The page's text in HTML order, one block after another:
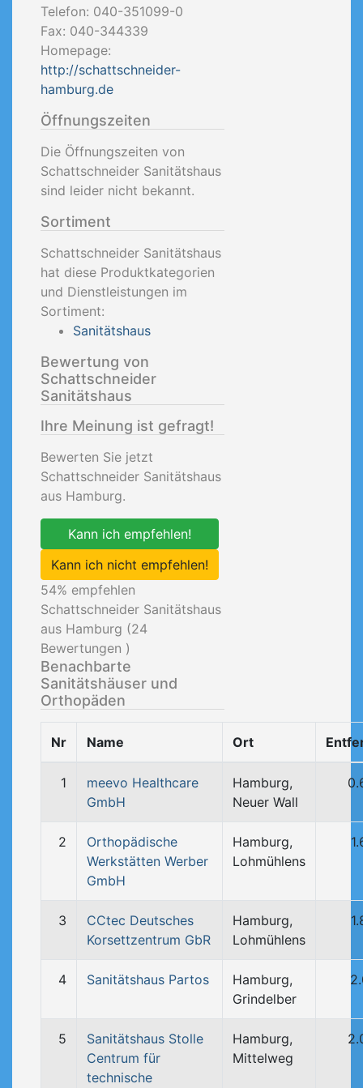
Telefon: 040-351099-0
Fax: 040-344339
Homepage:
http://schattschneider-
hamburg.de
Öffnungszeiten
Die Öffnungszeiten von
Schattschneider Sanitätshaus
sind leider nicht bekannt.
Sortiment
Schattschneider Sanitätshaus
hat diese Produktkategorien
und Dienstleistungen im
Sortiment:
Sanitätshaus
Bewertung von
Schattschneider
Sanitätshaus
Ihre Meinung ist gefragt!
Bewerten Sie jetzt
Schattschneider Sanitätshaus
aus Hamburg.
Kann ich empfehlen!
Kann ich nicht empfehlen!
54% empfehlen
Schattschneider Sanitätshaus
aus Hamburg (24
Bewertungen )
Benachbarte
Sanitätshäuser und
Orthopäden
Nr Name Ort
1
meevo Healthcare
GmbH
Hamburg,
Neuer Wall
2
Orthopädische
Werkstätten Werber
GmbH
Hamburg,
Lohmühlens
3
CCtec Deutsches
Korsettzentrum GbR
Hamburg,
Lohmühlens
4 Sanitätshaus Partos
Hamburg,
Grindelber
5
Sanitätshaus Stolle
Centrum für
technische
Hamburg,
Mittelweg